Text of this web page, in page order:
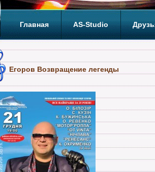
Главная AS-Studio
Егоров Возвращение легенды